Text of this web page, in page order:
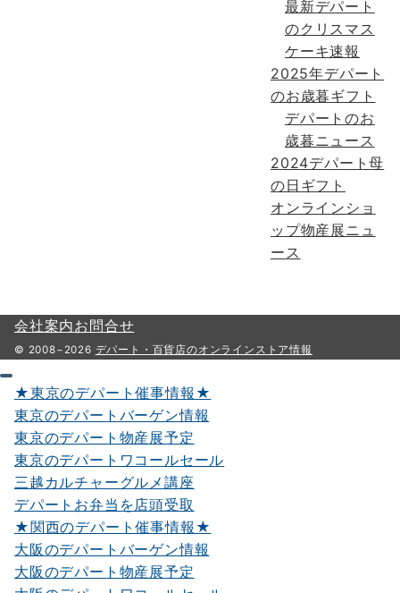
最新デパート
のクリスマス
ケーキ速報
2025年デパート
のお歳暮ギフト
デパートのお
歳暮ニュース
2024デパート母
の日ギフト
オンラインショ
ップ物産展ニュ
ース
会社案内お問合せ
© 2008−2026 デパート・百貨店のオンラインストア情報
★東京のデパート催事情報★
東京のデパートバーゲン情報
東京のデパート物産展予定
東京のデパートワコールセール
三越カルチャーグルメ講座
デパートお弁当を店頭受取
★関西のデパート催事情報★
大阪のデパートバーゲン情報
大阪のデパート物産展予定